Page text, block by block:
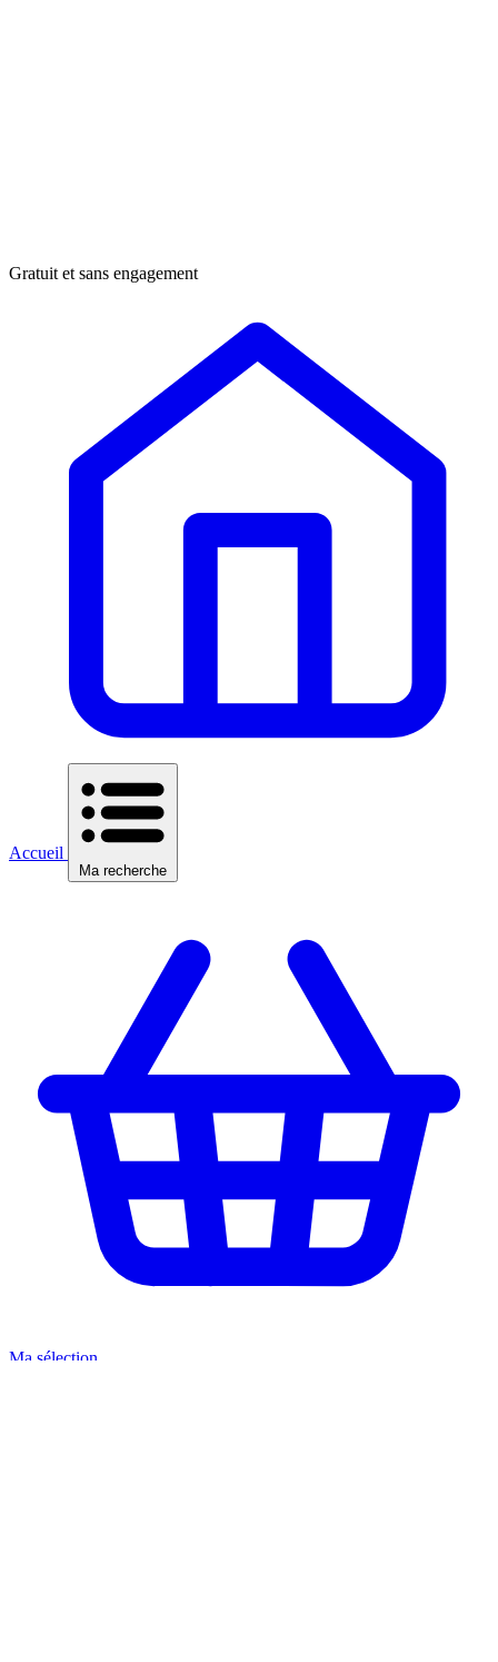
Gratuit et sans engagement
Accueil
Ma recherche
Ma sélection